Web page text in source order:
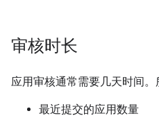
审核时长
应用审核通常需要几天时间。
最近提交的应用数量